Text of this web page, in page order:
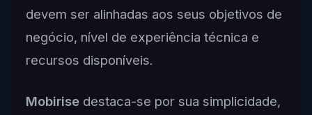
devem ser alinhadas aos seus objetivos de
negócio, nível de experiência técnica e
recursos disponíveis.
Mobirisedestaca-se por sua simplicidade,